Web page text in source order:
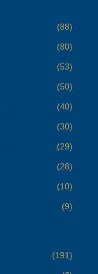
(88)
(80)
(53)
(50)
(40)
(30)
(29)
(28)
(10)
(9)
(191)